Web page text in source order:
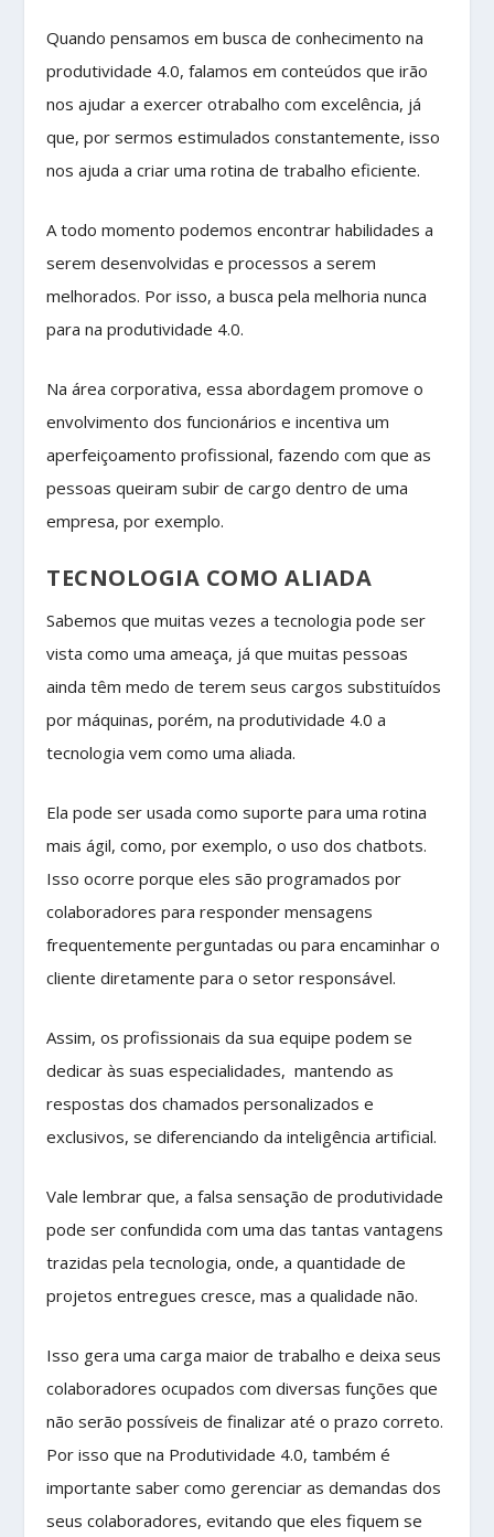
Quando pensamos em busca de conhecimento na
produtividade 4.0, falamos em conteúdos que irão
nos ajudar a exercer otrabalho com excelência, já
que, por sermos estimulados constantemente, isso
nos ajuda a criar uma rotina de trabalho eficiente.
A todo momento podemos encontrar habilidades a
serem desenvolvidas e processos a serem
melhorados. Por isso, a busca pela melhoria nunca
para na produtividade 4.0.
Na área corporativa, essa abordagem promove o
envolvimento dos funcionários e incentiva um
aperfeiçoamento profissional, fazendo com que as
pessoas queiram subir de cargo dentro de uma
empresa, por exemplo.
TECNOLOGIA COMO ALIADA
Sabemos que muitas vezes a tecnologia pode ser
vista como uma ameaça, já que muitas pessoas
ainda têm medo de terem seus cargos substituídos
por máquinas, porém, na produtividade 4.0 a
tecnologia vem como uma aliada.
Ela pode ser usada como suporte para uma rotina
mais ágil, como, por exemplo, o uso dos chatbots.
Isso ocorre porque eles são programados por
colaboradores para responder mensagens
frequentemente perguntadas ou para encaminhar o
cliente diretamente para o setor responsável.
Assim, os profissionais da sua equipe podem se
dedicar às suas especialidades, mantendo as
respostas dos chamados personalizados e
exclusivos, se diferenciando da inteligência artificial.
Vale lembrar que, a falsa sensação de produtividade
pode ser confundida com uma das tantas vantagens
trazidas pela tecnologia, onde, a quantidade de
projetos entregues cresce, mas a qualidade não.
Isso gera uma carga maior de trabalho e deixa seus
colaboradores ocupados com diversas funções que
não serão possíveis de finalizar até o prazo correto.
Por isso que na Produtividade 4.0, também é
importante saber como gerenciar as demandas dos
seus colaboradores, evitando que eles fiquem se